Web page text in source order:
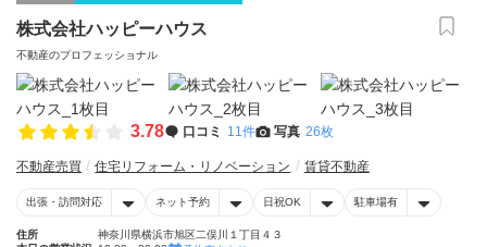
株式会社ハッピーハウス
不動産のプロフェッショナル
3.78 口コミ 11件 写真 26枚
不動産売買 住宅リフォーム・リノベーション 賃貸不動産
出張・訪問対応 ネット予約 日祝OK 駐車場有
住所
神奈川県横浜市旭区二俣川１丁目４３